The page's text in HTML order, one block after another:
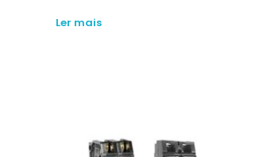
Ler mais